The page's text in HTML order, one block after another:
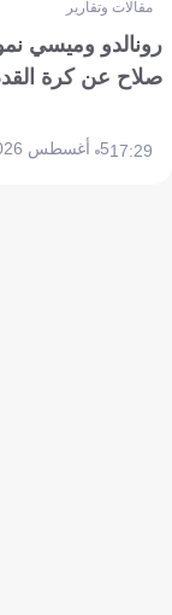
مقالات وتقارير
رونالدو وميسي
صلاح عن كرة
17:295 أغسطس 2026